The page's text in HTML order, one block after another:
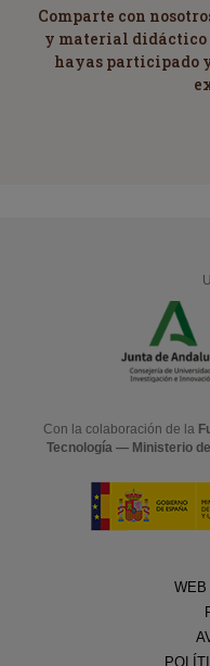
Comparte con
y material didáctico
hayas participado
Con la colaboración de la
Tecnología — Ministerio
WEB